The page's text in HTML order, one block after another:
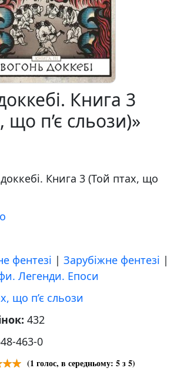
Книга 3
що п’є сльози)»
Книга 3 (Той птах, що
фентезі | Зарубіжне фентезі |
Легенди. Епоси
що п’є сльози
432
463-0
(1 голос, в середньому: 5з 5)